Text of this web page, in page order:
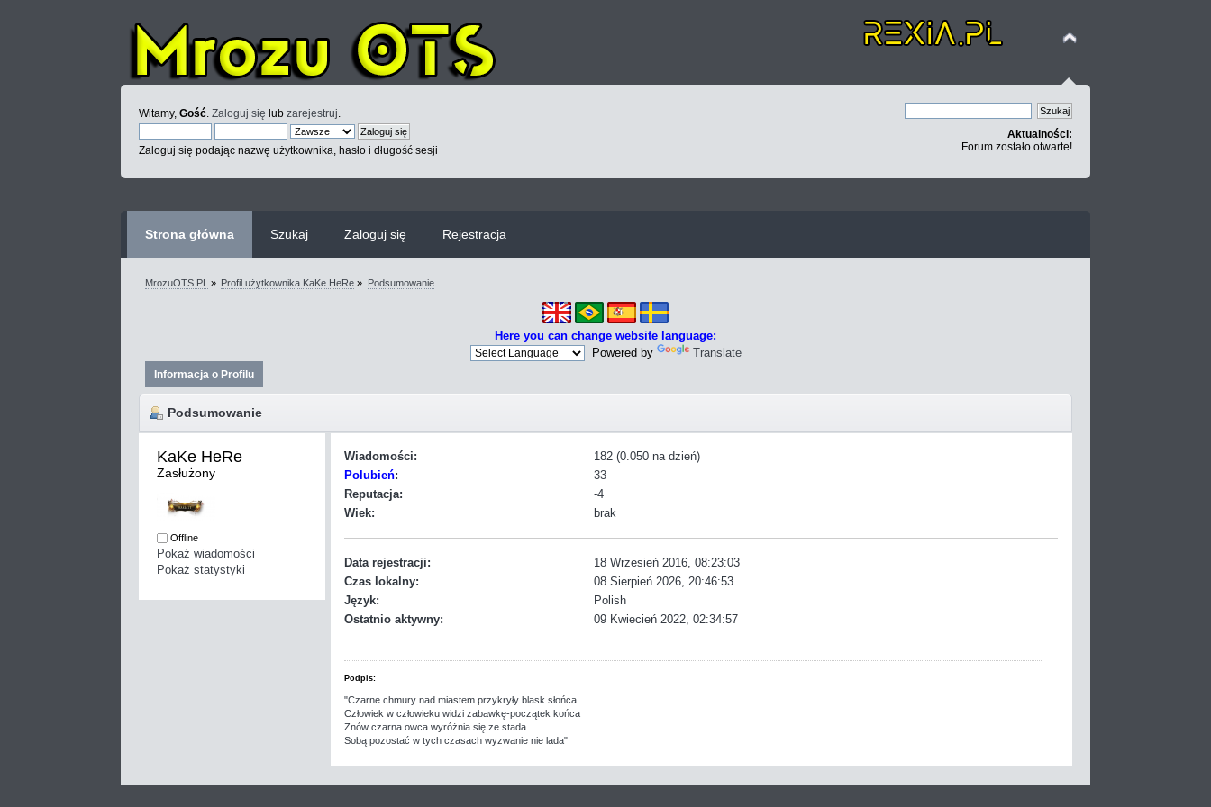
Witamy,Gość .Zaloguj się lubzarejestruj
Zaloguj się podając nazwę użytkownika, hasło i długość sesji
Aktualności:
Forum zostało otwarte!
Strona główna Szukaj Zaloguj się Rejestracja
MrozuOTS.PL » Profil użytkownika KaKe HeRe » Podsumowanie
Here you can change website language:
Powered by
Translate
Informacja o Profilu
Podsumowanie
KaKe HeRe
Zasłużony
Offline
Pokaż wiadomości
Pokaż statystyki
Wiadomości:
182 (0.050 na dzień)
Polubień:
33
Reputacja:
-4
Wiek:
brak
Data rejestracji:
18 Wrzesień 2016, 08:23:03
Czas lokalny:
08 Sierpień 2026, 20:46:53
Język:
Polish
Ostatnio aktywny:
09 Kwiecień 2022, 02:34:57
Podpis:
"Czarne chmury nad miastem przykryły blask słońca
Człowiek w człowieku widzi zabawkę-początek końca
Znów czarna owca wyróżnia się ze stada
Sobą pozostać w tych czasach wyzwanie nie lada"